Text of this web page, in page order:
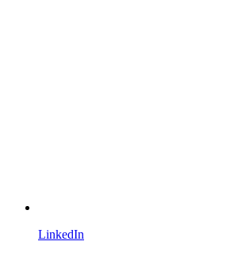
LinkedIn